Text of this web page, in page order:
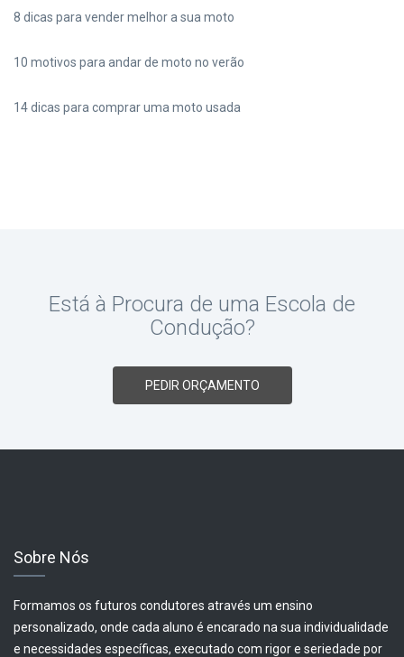
8 dicas para vender melhor a sua moto
10 motivos para andar de moto no verão
14 dicas para comprar uma moto usada
Está à Procura de uma Escola de
Condução?
PEDIR ORÇAMENTO
Sobre Nós
Formamos os futuros condutores através um ensino
personalizado, onde cada aluno é encarado na sua individualidade
e necessidades específicas, executado com rigor e seriedade por